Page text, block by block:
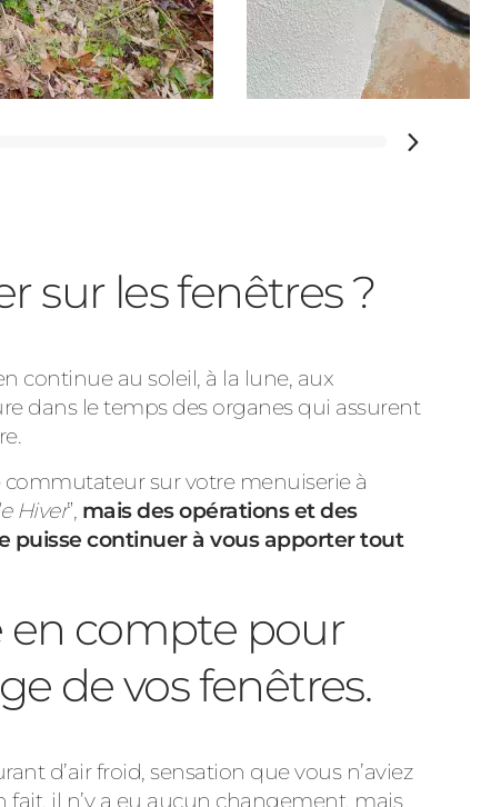
sur les fenêtres ?
continue au soleil, à la lune, aux
dans le temps des organes qui assurent
commutateur sur votre menuiserie à
Hiver”, mais des opérations et des
puisse continuer à vous apporter tout
en compte pour
de vos fenêtres.
d’air froid, sensation que vous n’aviez
il n’y a eu aucun changement, mais